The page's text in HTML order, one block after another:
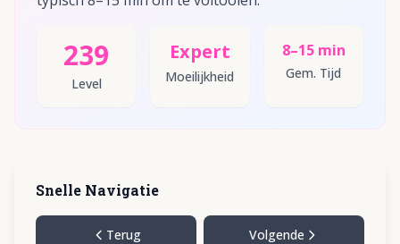
239
Level
Expert
Moeilijkheid
8–15 min
Gem. Tijd
Snelle Navigatie
Terug Volgende